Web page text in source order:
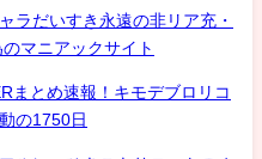
ラだいすき永遠の非リア充・
マニアックサイト
まとめ速報！キモデブロリコ
の1750日